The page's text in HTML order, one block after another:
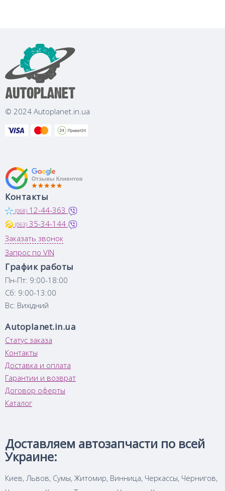
© 2024 Autoplanet.in.ua
Контакты
(068) 12-44-363
(063) 35-34-144
Заказать звонок
Запрос по VIN
График работы
Пн-Пт: 9:00-18:00
Сб: 9:00-13:00
Вс: Вихідний
Autoplanet.in.ua
Статус заказа
Контакты
Доставка и оплата
Гарантии и возврат
Договор оферты
Каталог
Доставляем автозапчасти по всей
Украине:
Киев, Львов, Сумы, Житомир, Винница, Черкассы, Чернигов,